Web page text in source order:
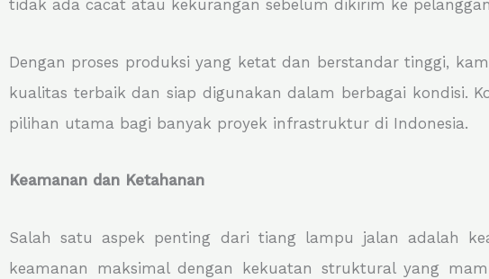
tidak ada cacat atau kekurangan sebelum dikirim ke
Dengan proses produksi yang ketat dan berstandar tinggi,
kualitas terbaik dan siap digunakan dalam berbagai kondisi.
pilihan utama bagi banyak proyek infrastruktur di Indonesia.
Keamanan dan Ketahanan
Salah satu aspek penting dari tiang lampu jalan adalah
keamanan maksimal dengan kekuatan struktural yang